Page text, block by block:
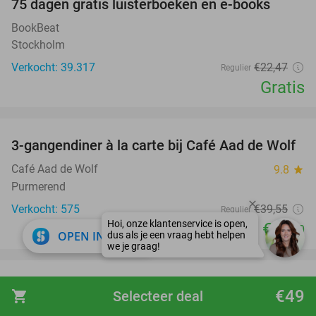
shopping_cart €49
Selecteer deal
75 dagen gratis luisterboeken en e-books
BookBeat
Stockholm
Verkocht: 39.317
Regulier €22,47
Gratis
41%
3-gangendiner à la carte bij Café Aad de Wolf
Café Aad de Wolf 9.8 star
Purmerend
Verkocht: 575
Regulier €39,55
€23,50
34%
favorite_border
EntreeMega Bingo Candymen Show Christmas
Edition
OPEN IN APP close